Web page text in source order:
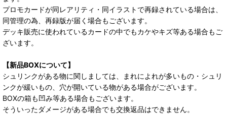
プロモカードが同レアリティ・同イラストで再録されている場合は、
同管理の為、再録版が届く場合もございます。
デッキ販売に使われているカードの中でもカケやキズ等ある場合もご
ざいます。
【新品BOXについて】
シュリンクがある物に関しましては、まれによれが多いもの・シュリ
ンクが緩いもの、穴が開いている物がある場合がございます。
BOXの箱も凹み等ある場合もございます。
そういったダメージがある場合でも交換返品はできません。